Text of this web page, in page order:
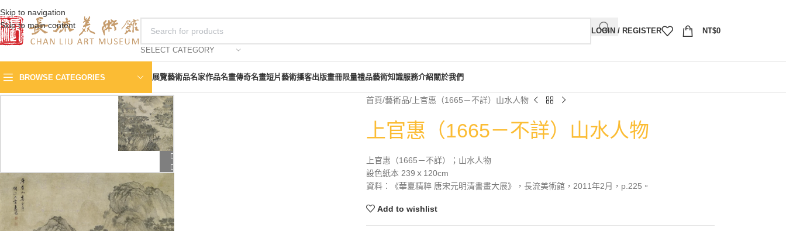
Skip to navigation
Skip to main content
SELECT CATEGORY
LOGIN / REGISTER NT$0
BROWSE CATEGORIES 展覽藝術品名家作品名畫傳奇名畫短片藝術播客出版畫冊限量禮品藝術知識服務介紹關於我們
首頁 藝術品 上官惠（1665－不詳）山水人物
上官惠（1665－不詳）山水人物
上官惠（1665－不詳）；山水人物
設色紙本 239ｘ120cm
資料：《華夏精粹 唐宋元明清書畫大展》，長流美術館，2011年2月，p.225。
Add to wishlist